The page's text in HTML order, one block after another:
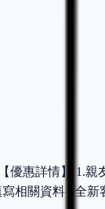
優惠詳情】 1.親
相關資料 *全新